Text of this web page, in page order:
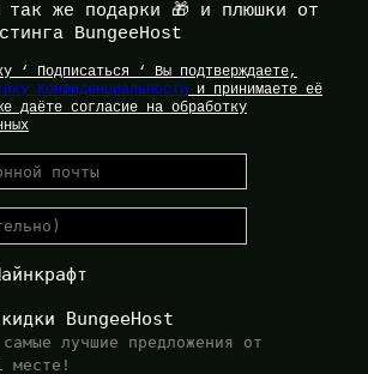
так же подарки 🎁 и плюшки от
BungeeHost
‘ Подписаться ‘ Вы подтверждаете,
Конфиденциальности и принимаете её
даёте согласие на обработку
BungeeHost
лучшие предложения от
месте!